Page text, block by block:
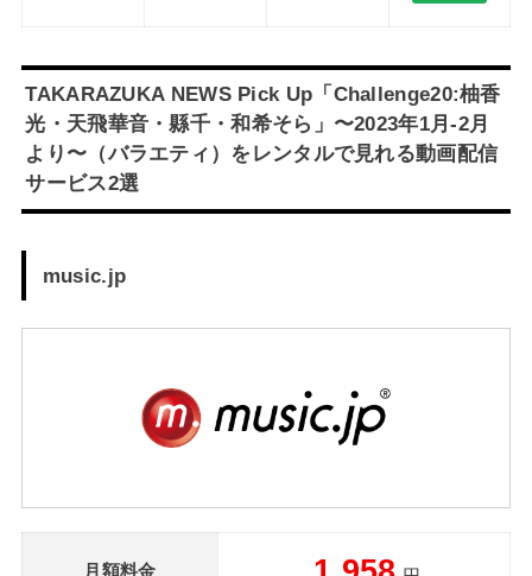
TAKARAZUKA NEWS Pick Up「Challenge20:柚香
光・天飛華音・縣千・和希そら」〜2023年1月-2月
より〜（バラエティ）をレンタルで見れる動画配信
サービス2選
music.jp
月額料金